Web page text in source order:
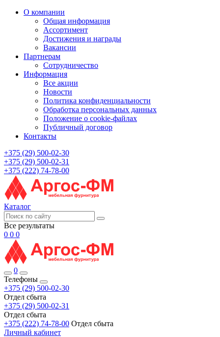
О компании
Общая информация
Ассортимент
Достижения и награды
Вакансии
Партнерам
Сотрудничество
Информация
Все акции
Новости
Политика конфиденциальности
Обработка персональных данных
Положение о cookie-файлах
Публичный договор
Контакты
+375 (29) 500-02-30
+375 (29) 500-02-31
+375 (222) 74-78-00
Каталог
Все результаты
0 0 0
0
Телефоны
+375 (29) 500-02-30
Отдел сбыта
+375 (29) 500-02-31
Отдел сбыта
+375 (222) 74-78-00 Отдел сбыта
Личный кабинет